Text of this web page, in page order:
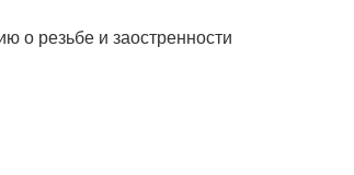
о резьбе и заостренности